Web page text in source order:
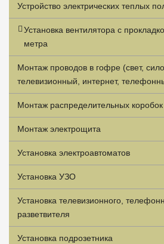
Устройство электрических теплых
Установка вентилятора с
метра
Монтаж проводов в гофре (свет,
телевизионный, интернет,
Монтаж распределительных коробок
Монтаж электрощита
Установка электроавтоматов
Установка УЗО
Установка телевизионного,
разветвителя
Установка подрозетника